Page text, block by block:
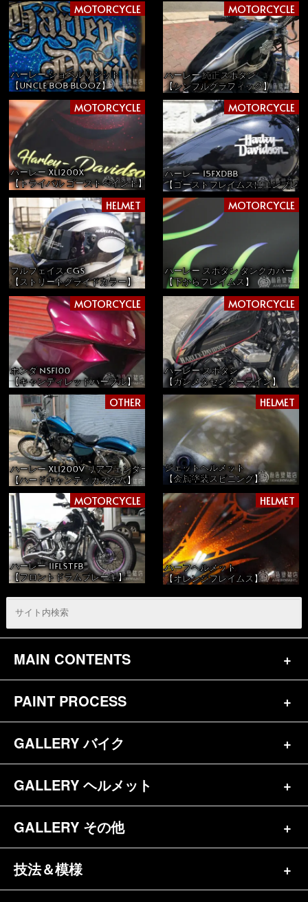
MOTORCYCLE
ハーレー ショベルリジット
【UNCLE BOB BLOOZ】
MOTORCYCLE
ハーレー 純正スポタン
【シンプルグラフィック】
MOTORCYCLE
ハーレー XL1200X
【トライバル ゴーストペイント】
MOTORCYCLE
ハーレー 15FXDBB
【ゴーストフレイムスにエンブレ
HELMET
フルフェイス CGS
【ストリートグライドカラー】
MOTORCYCLE
ハーレー スポタン タンクカバー
【下からフレイムス】
MOTORCYCLE
ホンダ NSF100
【キャンディレッドパープル】
MOTORCYCLE
ハーレー スポタン
【ガンメタセンターライン】
OTHER
ハーレー XL1200V リアフェンダー＆サイドカバー
【ハードキャンディカスタム】
HELMET
ジェットヘルメット
【金属塗装スピニング】
MOTORCYCLE
ハーレー 11FLSTFB
【フロントドラムブレーキ】
HELMET
ハーフヘルメット
【オレンジフレイムス】
MAIN CONTENTS
トップページ
お問合せ
参考価格
キャンディペイントとは？
メディア掲載（18）
PAINT PROCESS
バイク（180）
ヘルメット（84）
GALLERY バイク
バイク一覧（184）
ハーレー（141）
ホンダ（20）
GALLERY ヘルメット
ヘルメット一覧（139）
半ヘル（39）
GALLERY その他
その他一覧（92）
技法＆模様